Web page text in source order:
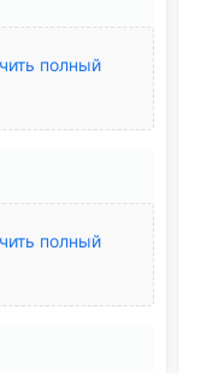
полный
полный